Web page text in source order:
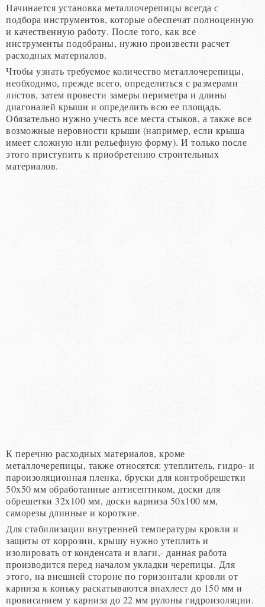
Начинается установка металлочерепицы всегда с
подбора инструментов, которые обеспечат полноценную
и качественную работу. После того, как все
инструменты подобраны, нужно произвести расчет
расходных материалов.
Чтобы узнать требуемое количество металлочерепицы,
необходимо, прежде всего, определиться с размерами
листов, затем провести замеры периметра и длины
диагоналей крыши и определить всю ее площадь.
Обязательно нужно учесть все места стыков, а также все
возможные неровности крыши (например, если крыша
имеет сложную или рельефную форму). И только после
этого приступить к приобретению строительных
материалов.
К перечню расходных материалов, кроме
металлочерепицы, также относятся: утеплитель, гидро- и
пароизоляционная пленка, бруски для контробрешетки
50х50 мм обработанные антисептиком, доски для
обрешетки 32х100 мм, доски карниза 50х100 мм,
саморезы длинные и короткие.
Для стабилизации внутренней температуры кровли и
защиты от коррозии, крышу нужно утеплить и
изолировать от конденсата и влаги,- данная работа
производится перед началом укладки черепицы. Для
этого, на внешней стороне по горизонтали кровли от
карниза к коньку раскатываются внахлест до 150 мм и
провисанием у карниза до 22 мм рулоны гидроизоляции.